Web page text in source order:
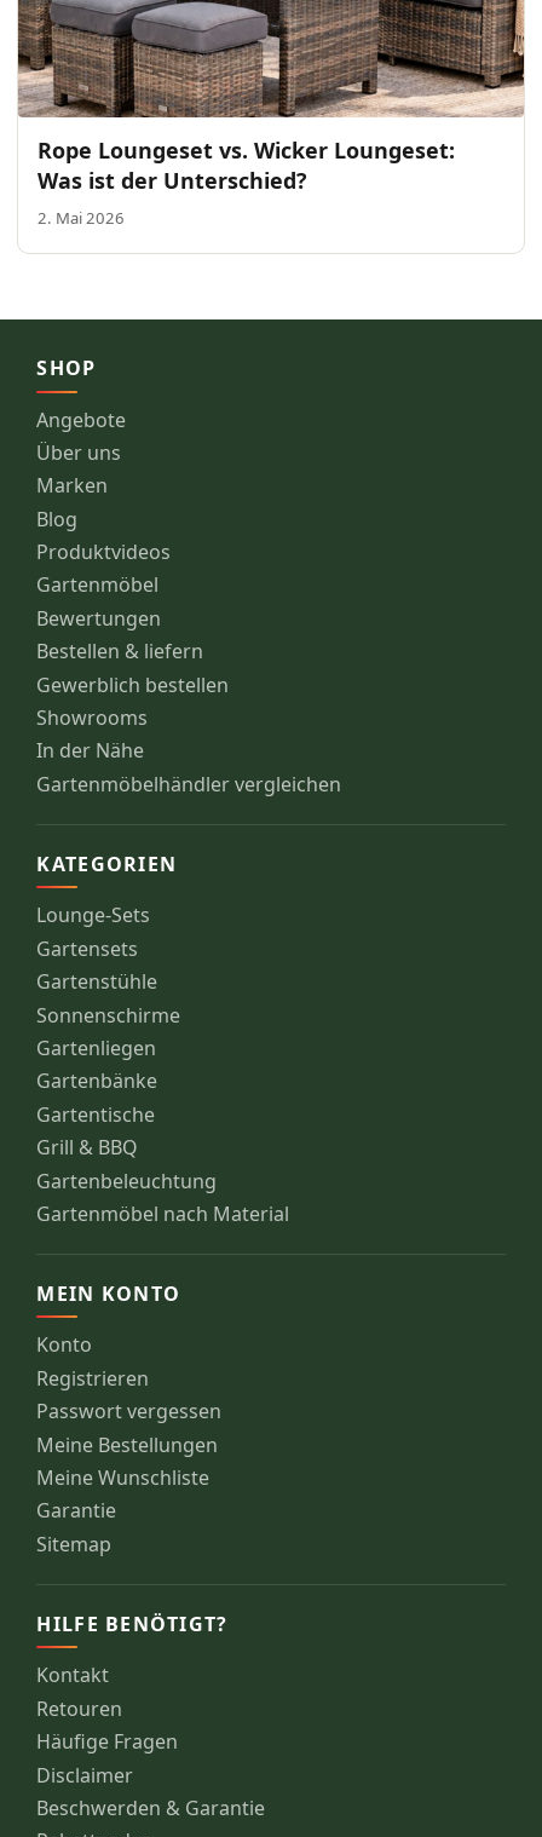
Rope Loungeset vs. Wicker Loungeset:
Was ist der Unterschied?
2. Mai 2026
SHOP
Angebote
Über uns
Marken
Blog
Produktvideos
Gartenmöbel
Bewertungen
Bestellen & liefern
Gewerblich bestellen
Showrooms
In der Nähe
Gartenmöbelhändler vergleichen
KATEGORIEN
Lounge-Sets
Gartensets
Gartenstühle
Sonnenschirme
Gartenliegen
Gartenbänke
Gartentische
Grill & BBQ
Gartenbeleuchtung
Gartenmöbel nach Material
MEIN KONTO
Konto
Registrieren
Passwort vergessen
Meine Bestellungen
Meine Wunschliste
Garantie
Sitemap
HILFE BENÖTIGT?
Kontakt
Retouren
Häufige Fragen
Disclaimer
Beschwerden & Garantie